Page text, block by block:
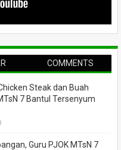
COMMENTS
Steak dan Buah
7 Bantul Tersenyum
Guru PJOK MTsN 7